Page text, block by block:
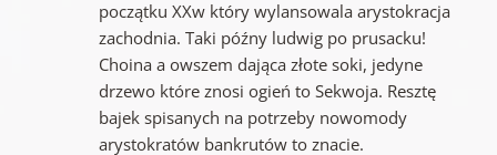
początku XXw który wylansowala arystokracja
zachodnia. Taki późny ludwig po prusacku!
Choina a owszem dająca złote soki, jedyne
drzewo które znosi ogień to Sekwoja. Resztę
bajek spisanych na potrzeby nowomody
arystokratów bankrutów to znacie.